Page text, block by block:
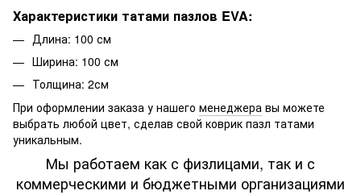
Характеристики татами пазлов EVA:
Длина: 100 см
Ширина: 100 см
Толщина: 2см
При оформлении заказа у нашего менеджера вы можете
выбрать любой цвет, сделав свой коврик пазл татами
уникальным.
Мы работаем как с физлицами, так и с
коммерческими и бюджетными организациями